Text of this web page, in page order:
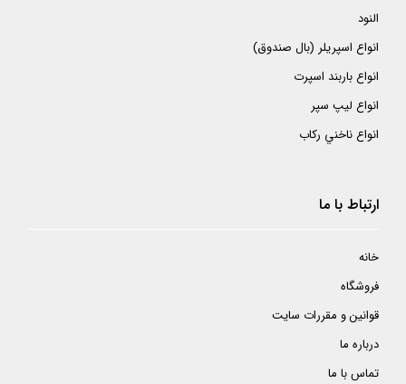
النود
انواع اسپريلر (بال صندوق)
انواع باربند اسپرت
انواع ليپ سپر
انواع ناخني ركاب
ارتباط با ما
خانه
فروشگاه
قوانین و مقررات سایت
درباره ما
تماس با ما